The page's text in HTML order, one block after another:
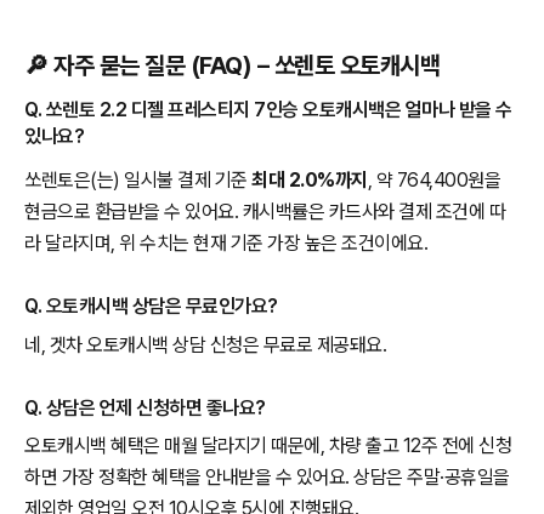
🔎 자주 묻는 질문 (FAQ) – 쏘렌토 오토캐시백
Q. 쏘렌토 2.2 디젤 프레스티지 7인승 오토캐시백은 얼마나 받을 수
있나요?
쏘렌토은(는) 일시불 결제 기준 최대 2.0%까지 , 약 764,400원을
현금으로 환급받을 수 있어요. 캐시백률은 카드사와 결제 조건에 따
라 달라지며, 위 수치는 현재 기준 가장 높은 조건이에요.
Q. 오토캐시백 상담은 무료인가요?
네, 겟차 오토캐시백 상담 신청은 무료로 제공돼요.
Q. 상담은 언제 신청하면 좋나요?
오토캐시백 혜택은 매월 달라지기 때문에, 차량 출고 12주 전에 신청
하면 가장 정확한 혜택을 안내받을 수 있어요. 상담은 주말·공휴일을
제외한 영업일 오전 10시오후 5시에 진행돼요.